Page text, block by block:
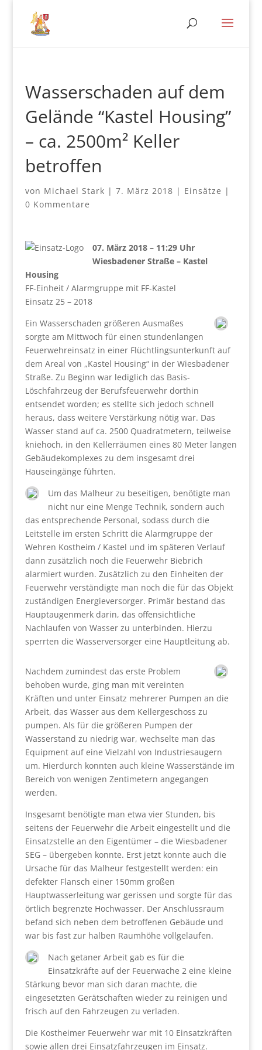
Wasserschaden auf dem
Gelände “Kastel Housing”
– ca. 2500m² Keller
betroffen
von Michael Stark | 7. März 2018 | Einsätze |
0 Kommentare
07. März 2018 – 11:29 Uhr
Wiesbadener Straße – Kastel
Housing
FF-Einheit / Alarmgruppe mit FF-Kastel
Einsatz 25 – 2018
Ein Wasserschaden größeren Ausmaßes
sorgte am Mittwoch für einen stundenlangen
Feuerwehreinsatz in einer Flüchtlingsunterkunft auf
dem Areal von „Kastel Housing“ in der Wiesbadener
Straße. Zu Beginn war lediglich das Basis-
Löschfahrzeug der Berufsfeuerwehr dorthin
entsendet worden; es stellte sich jedoch schnell
heraus, dass weitere Verstärkung nötig war. Das
Wasser stand auf ca. 2500 Quadratmetern, teilweise
kniehoch, in den Kellerräumen eines 80 Meter langen
Gebäudekomplexes zu dem insgesamt drei
Hauseingänge führten.
Um das Malheur zu beseitigen, benötigte man
nicht nur eine Menge Technik, sondern auch
das entsprechende Personal, sodass durch die
Leitstelle im ersten Schritt die Alarmgruppe der
Wehren Kostheim / Kastel und im späteren Verlauf
dann zusätzlich noch die Feuerwehr Biebrich
alarmiert wurden. Zusätzlich zu den Einheiten der
Feuerwehr verständigte man noch die für das Objekt
zuständigen Energieversorger. Primär bestand das
Hauptaugenmerk darin, das offensichtliche
Nachlaufen von Wasser zu unterbinden. Hierzu
sperrten die Wasserversorger eine Hauptleitung ab.
Nachdem zumindest das erste Problem
behoben wurde, ging man mit vereinten
Kräften und unter Einsatz mehrerer Pumpen an die
Arbeit, das Wasser aus dem Kellergeschoss zu
pumpen. Als für die größeren Pumpen der
Wasserstand zu niedrig war, wechselte man das
Equipment auf eine Vielzahl von Industriesaugern
um. Hierdurch konnten auch kleine Wasserstände im
Bereich von wenigen Zentimetern angegangen
werden.
Insgesamt benötigte man etwa vier Stunden, bis
seitens der Feuerwehr die Arbeit eingestellt und die
Einsatzstelle an den Eigentümer – die Wiesbadener
SEG – übergeben konnte. Erst jetzt konnte auch die
Ursache für das Malheur festgestellt werden: ein
defekter Flansch einer 150mm großen
Hauptwasserleitung war gerissen und sorgte für das
örtlich begrenzte Hochwasser. Der Anschlussraum
befand sich neben dem betroffenen Gebäude und
war bis fast zur halben Raumhöhe vollgelaufen.
Nach getaner Arbeit gab es für die
Einsatzkräfte auf der Feuerwache 2 eine kleine
Stärkung bevor man sich daran machte, die
eingesetzten Gerätschaften wieder zu reinigen und
frisch auf den Fahrzeugen zu verladen.
Die Kostheimer Feuerwehr war mit 10 Einsatzkräften
sowie allen drei Einsatzfahrzeugen im Einsatz.